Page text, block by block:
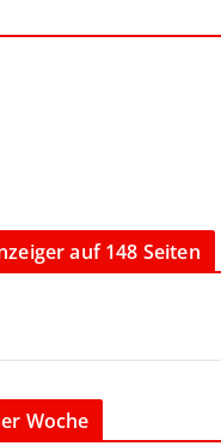
auf 148 Seiten
Woche